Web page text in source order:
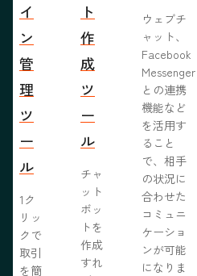
イ
ン
管
理
ツ
ー
ル
1ク
リッ
クで
取引
を簡
ト
作
成
ツ
ー
ル
チャ
ット
ボッ
トを
作成
すれ
ウェブチ
ャット、
Facebook
Messenger
との連携
機能など
を活用す
ること
で、相手
の状況に
合わせた
コミュニ
ケーショ
ンが可能
になりま